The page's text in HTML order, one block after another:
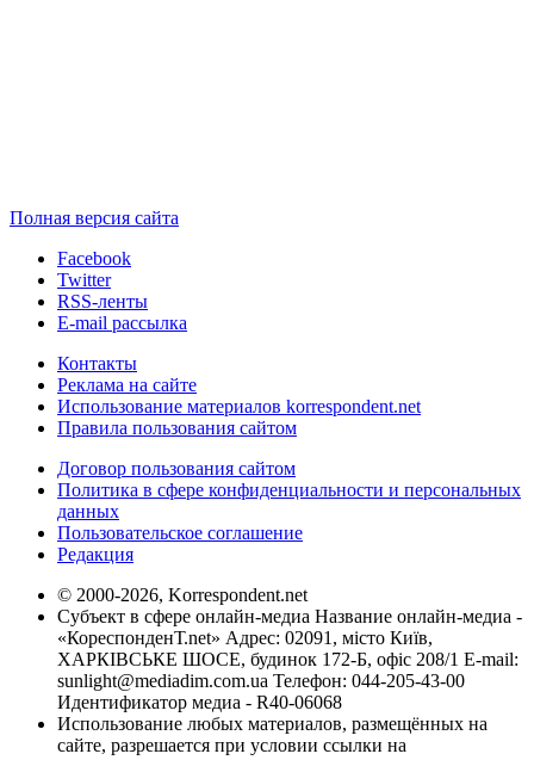
Полная версия сайта
Facebook
Twitter
RSS-ленты
E-mail рассылка
Контакты
Реклама на сайте
Использование материалов korrespondent.net
Правила пользования сайтом
Договор пользования сайтом
Политика в сфере конфиденциальности и персональных
данных
Пользовательское соглашение
Редакция
© 2000-2026, Korrespondent.net
Субъект в сфере онлайн-медиа Название онлайн-медиа -
«КореспонденТ.net» Адрес: 02091, місто Київ,
ХАРКІВСЬКЕ ШОСЕ, будинок 172-Б, офіс 208/1 E-mail:
sunlight@mediadim.com.ua Телефон: 044-205-43-00
Идентификатор медиа - R40-06068
Использование любых материалов, размещённых на
сайте, разрешается при условии ссылки на